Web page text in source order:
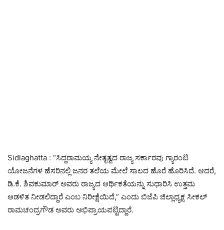
Sidlaghatta : “ಸಿದ್ದರಾಮಯ್ಯ ನೇತೃತ್ವದ ರಾಜ್ಯ ಸರ್ಕಾರವು ಗ್ಯಾರಂಟಿ
ಯೋಜನೆಗಳ ಹೆಸರಿನಲ್ಲಿ ಜನರ ತಲೆಯ ಮೇಲೆ ಸಾಲದ ಹೊರೆ ಹೊರಿಸಿದೆ. ಆದರೆ,
ಡಿ.ಕೆ. ಶಿವಕುಮಾರ್ ಅವರು ರಾಜ್ಯದ ಆರ್ಥಿಕತೆಯನ್ನು ಸುಧಾರಿಸಿ ಉತ್ತಮ
ಆಡಳಿತ ನೀಡಲಿದ್ದಾರೆ ಎಂಬ ನಿರೀಕ್ಷೆಯಿದೆ,” ಎಂದು ಬಿಜೆಪಿ ಜಿಲ್ಲಾಧ್ಯಕ್ಷ ಸೀಕಲ್
ರಾಮಚಂದ್ರಗೌಡ ಅವರು ಅಭಿಪ್ರಾಯಪಟ್ಟಿದ್ದಾರೆ.